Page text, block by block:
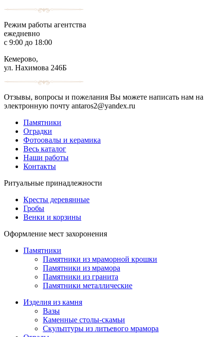
Режим работы агентства
ежедневно
с 9:00 до 18:00
Кемерово,
ул. Нахимова 246Б
Отзывы, вопросы и пожелания Вы можете написать нам на
электронную почту antaros2@yandex.ru
Памятники
Оградки
Фотоовалы и керамика
Весь каталог
Наши работы
Контакты
Ритуальные принадлежности
Кресты деревянные
Гробы
Венки и корзины
Оформление мест захоронения
Памятники
Памятники из мраморной крошки
Памятники из мрамора
Памятники из гранита
Памятники металлические
Изделия из камня
Вазы
Каменные столы-скамьи
Скульптуры из литьевого мрамора